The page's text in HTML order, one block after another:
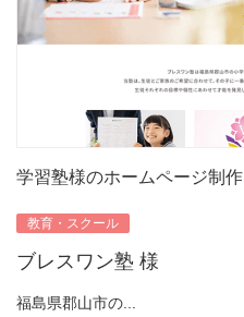
学習塾様のホームページ制作
教育・スクール
ブレスワン塾 様
福島県郡山市の...